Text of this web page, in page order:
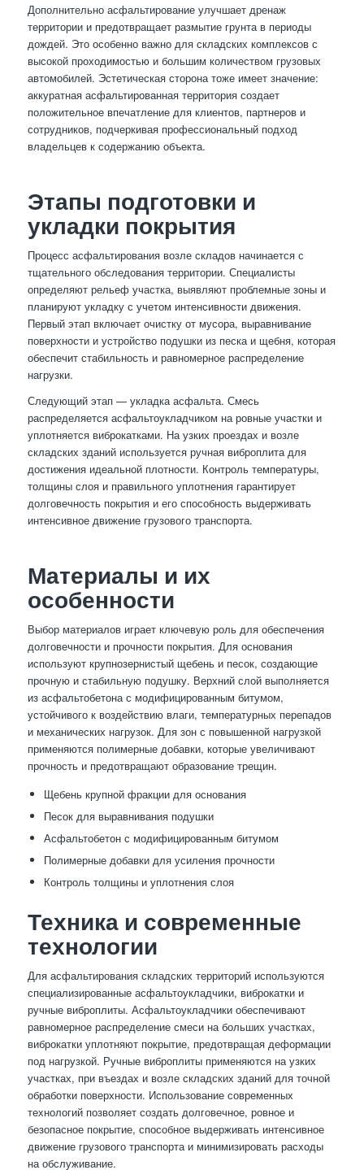
Дополнительно асфальтирование улучшает дренаж
территории и предотвращает размытие грунта в периоды
дождей. Это особенно важно для складских комплексов с
высокой проходимостью и большим количеством грузовых
автомобилей. Эстетическая сторона тоже имеет значение:
аккуратная асфальтированная территория создает
положительное впечатление для клиентов, партнеров и
сотрудников, подчеркивая профессиональный подход
владельцев к содержанию объекта.
Этапы подготовки и
укладки покрытия
Процесс асфальтирования возле складов начинается с
тщательного обследования территории. Специалисты
определяют рельеф участка, выявляют проблемные зоны и
планируют укладку с учетом интенсивности движения.
Первый этап включает очистку от мусора, выравнивание
поверхности и устройство подушки из песка и щебня, которая
обеспечит стабильность и равномерное распределение
нагрузки.
Следующий этап — укладка асфальта. Смесь
распределяется асфальтоукладчиком на ровные участки и
уплотняется виброкатками. На узких проездах и возле
складских зданий используется ручная виброплита для
достижения идеальной плотности. Контроль температуры,
толщины слоя и правильного уплотнения гарантирует
долговечность покрытия и его способность выдерживать
интенсивное движение грузового транспорта.
Материалы и их
особенности
Выбор материалов играет ключевую роль для обеспечения
долговечности и прочности покрытия. Для основания
используют крупнозернистый щебень и песок, создающие
прочную и стабильную подушку. Верхний слой выполняется
из асфальтобетона с модифицированным битумом,
устойчивого к воздействию влаги, температурных перепадов
и механических нагрузок. Для зон с повышенной нагрузкой
применяются полимерные добавки, которые увеличивают
прочность и предотвращают образование трещин.
Щебень крупной фракции для основания
Песок для выравнивания подушки
Асфальтобетон с модифицированным битумом
Полимерные добавки для усиления прочности
Контроль толщины и уплотнения слоя
Техника и современные
технологии
Для асфальтирования складских территорий используются
специализированные асфальтоукладчики, виброкатки и
ручные виброплиты. Асфальтоукладчики обеспечивают
равномерное распределение смеси на больших участках,
виброкатки уплотняют покрытие, предотвращая деформации
под нагрузкой. Ручные виброплиты применяются на узких
участках, при въездах и возле складских зданий для точной
обработки поверхности. Использование современных
технологий позволяет создать долговечное, ровное и
безопасное покрытие, способное выдерживать интенсивное
движение грузового транспорта и минимизировать расходы
на обслуживание.